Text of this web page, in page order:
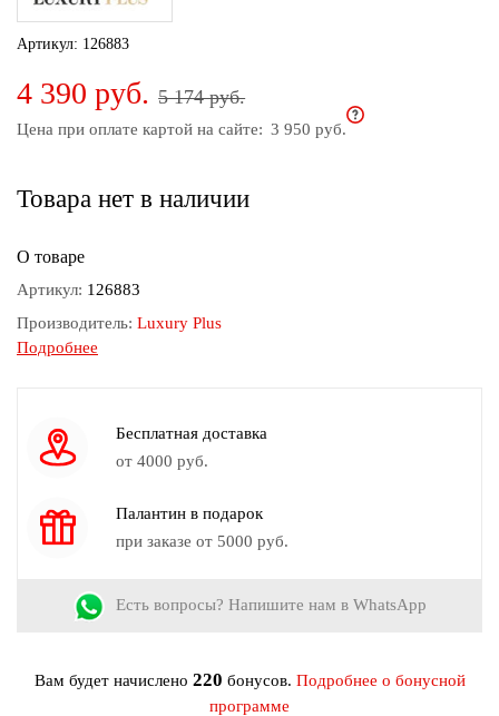
дома
и
пляжа
Новинки
Артикул: 126883
4 390 руб. 5 174 руб.
Цена при оплате картой на сайте: 3 950 руб.
Товара нет в наличии
О товаре
Артикул: 126883
Производитель: Luxury Plus
Состав:75% полиэстер, 25% шерсть
Длина изделия:72 см
Сезон:Демисезон
Подробнее
Бесплатная доставка
от 4000 руб.
Палантин в подарок
при заказе от 5000 руб.
Есть вопросы? Напишите нам в WhatsApp
Вам будет начислено 220 бонусов. Подробнее о бонусной
программе